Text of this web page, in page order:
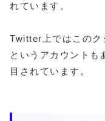
れています。
Twitter上ではこのク
というアカウントも
目されています。